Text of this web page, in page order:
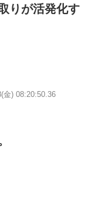
りが活発化す
金) 08:20:50.36